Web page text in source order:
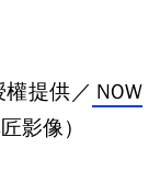
權提供／ NOW
影像）